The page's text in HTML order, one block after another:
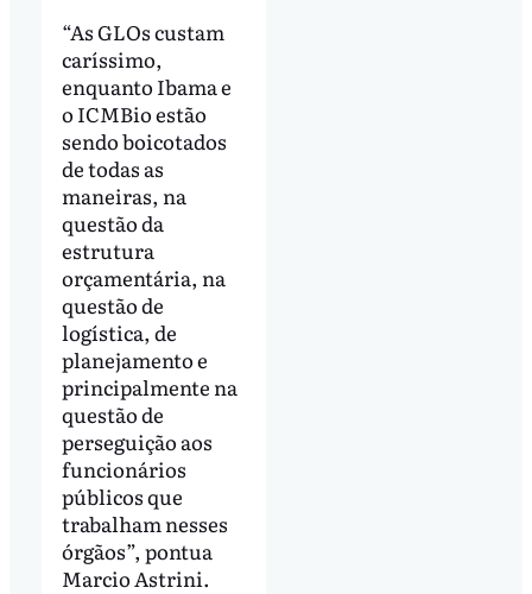
“As GLOs custam
caríssimo,
enquanto Ibama e
o ICMBio estão
sendo boicotados
de todas as
maneiras, na
questão da
estrutura
orçamentária, na
questão de
logística, de
planejamento e
principalmente na
questão de
perseguição aos
funcionários
públicos que
trabalham nesses
órgãos”, pontua
Marcio Astrini.